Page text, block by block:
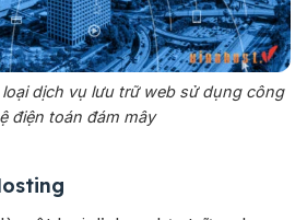
dịch vụ lưu trữ web sử dụng công
điện toán đám mây